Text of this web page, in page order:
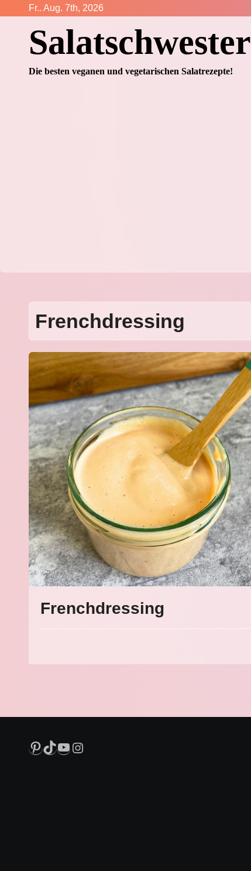
springen
Fr.. Aug. 7th, 2026
Salatschwester
Die besten veganen und vegetarischen Salatrezepte!
Frenchdressing
Frenchdressing
Pinterest
TikTok
YouTube
Instagram